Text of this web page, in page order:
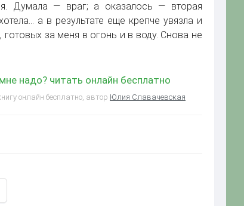
Думала — враг; а оказалось — вторая
а в результате еще крепче увязла и
за меня в огонь и в воду. Снова не
надо? читать онлайн бесплатно
онлайн бесплатно, автор Юлия Славачевская